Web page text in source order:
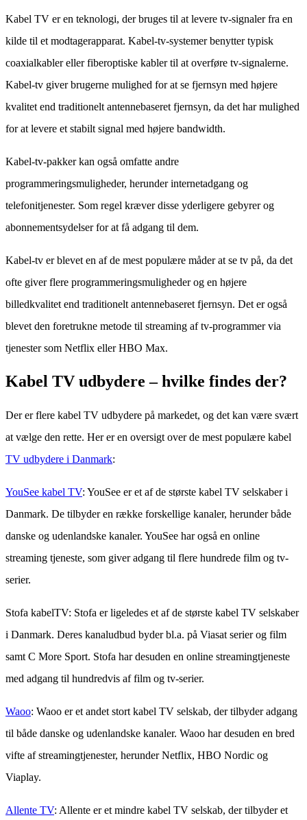
Kabel TV er en teknologi, der bruges til at levere tv-signaler fra en
kilde til et modtagerapparat. Kabel-tv-systemer benytter typisk
coaxialkabler eller fiberoptiske kabler til at overføre tv-signalerne.
Kabel-tv giver brugerne mulighed for at se fjernsyn med højere
kvalitet end traditionelt antennebaseret fjernsyn, da det har mulighed
for at levere et stabilt signal med højere bandwidth.
Kabel-tv-pakker kan også omfatte andre
programmeringsmuligheder, herunder internetadgang og
telefonitjenester. Som regel kræver disse yderligere gebyrer og
abonnementsydelser for at få adgang til dem.
Kabel-tv er blevet en af ​​de mest populære måder at se tv på, da det
ofte giver flere programmeringsmuligheder og en højere
billedkvalitet end traditionelt antennebaseret fjernsyn. Det er også
blevet den foretrukne metode til streaming af tv-programmer via
tjenester som Netflix eller HBO Max.
Kabel TV udbydere – hvilke findes der?
Der er flere kabel TV udbydere på markedet, og det kan være svært
at vælge den rette. Her er en oversigt over de mest populære kabel
TV udbydere i Danmark:
YouSee kabel TV: YouSee er et af de største kabel TV selskaber i
Danmark. De tilbyder en række forskellige kanaler, herunder både
danske og udenlandske kanaler. YouSee har også en online
streaming tjeneste, som giver adgang til flere hundrede film og tv-
serier.
Stofa kabelTV: Stofa er ligeledes et af de største kabel TV selskaber
i Danmark. Deres kanaludbud byder bl.a. på Viasat serier og film
samt C More Sport. Stofa har desuden en online streamingtjeneste
med adgang til hundredvis af film og tv-serier.
Waoo: Waoo er et andet stort kabel TV selskab, der tilbyder adgang
til både danske og udenlandske kanaler. Waoo har desuden en bred
vifte af streamingtjenester, herunder Netflix, HBO Nordic og
Viaplay.
Allente TV: Allente er et mindre kabel TV selskab, der tilbyder et